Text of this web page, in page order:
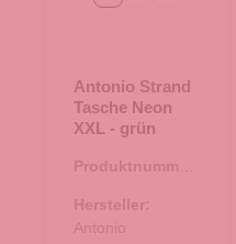
Antonio Strand
Tasche Neon
XXL - grün
Produktnummer:
Hersteller:
Antonio